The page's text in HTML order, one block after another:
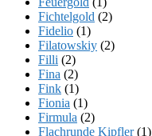
Fichtelgold (2)
Fidelio (1)
Filatowskiy (2)
Filli (2)
Fina (2)
Fink (1)
Fionia (1)
Firmula (2)
Flachrunde Kipfler(1)